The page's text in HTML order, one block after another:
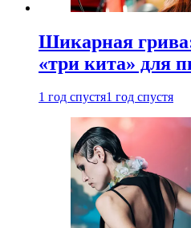
Шикарная
«три кита» для
1 год спустя1 год спустя